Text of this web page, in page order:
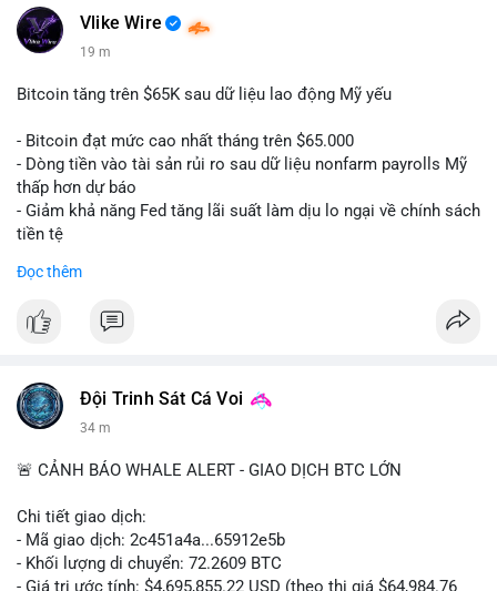
$btc Vlike Wire
19 m
Bitcoin tăng trên $65K sau dữ liệu lao động Mỹ yếu
- Bitcoin đạt mức cao nhất tháng trên $65.000
- Dòng tiền vào tài sản rủi ro sau dữ liệu nonfarm payrolls Mỹ
thấp hơn dự báo
- Giảm khả năng Fed tăng lãi suất làm dịu lo ngại về chính sách
tiền tệ
📰 Nguồn: Cointelegraph
Đọc thêm
Đội Trinh Sát Cá Voi
34 m
🚨 CẢNH BÁO WHALE ALERT - GIAO DỊCH BTC LỚN
Chi tiết giao dịch:
- Mã giao dịch: 2c451a4a...65912e5b
- Khối lượng di chuyển: 72.2609 BTC
- Giá trị ước tính: $4,695,855.22 USD (theo thị giá $64,984.76